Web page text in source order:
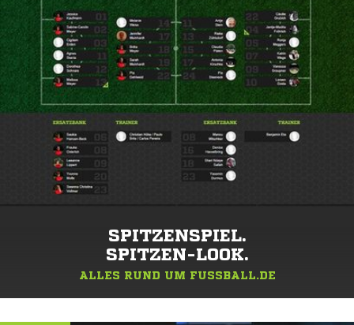
SPITZENSPIEL.
SPITZEN-LOOK.
ALLES RUND UM FUSSBALL.DE